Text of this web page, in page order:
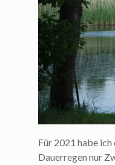
Für 2021 habe
Dauerregen nur